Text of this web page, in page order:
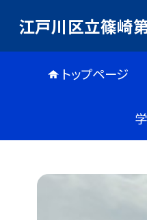
江戸川区立篠崎
トップページ